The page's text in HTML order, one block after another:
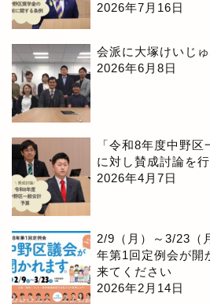
2026年7月16日
会派に大塚けいじ
2026年6月8日
「令和8年度中野
に対し賛成討論を行
2026年4月7日
2/9（月）～3/23（
年第1回定例会が開
来てください
2026年2月14日